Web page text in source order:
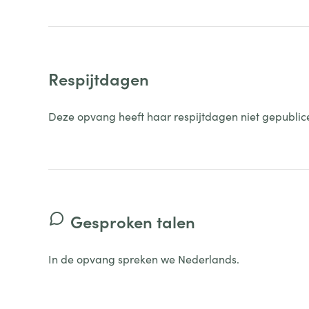
Respijtdagen
Deze opvang heeft haar respijtdagen niet
Gesproken talen
In de opvang spreken we Nederlands.